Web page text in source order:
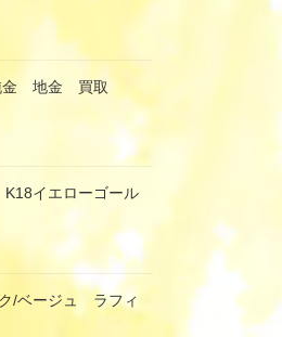
金 地金 買取
イエローゴール
/ベージュ ラフィ